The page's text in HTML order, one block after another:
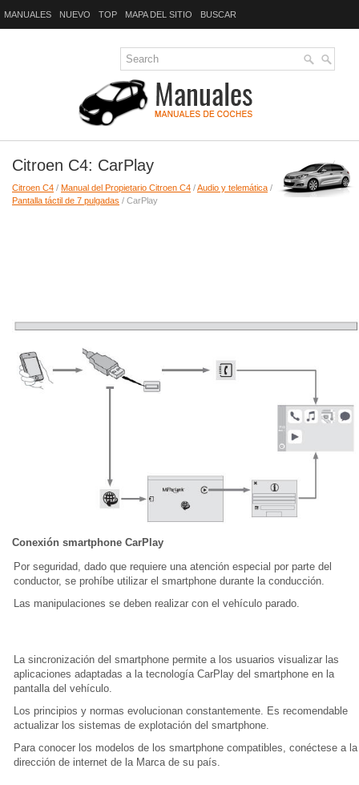
MANUALES NUEVO TOP MAPA DEL SITIO BUSCAR
Citroen C4: CarPlay
Citroen C4 / Manual del Propietario Citroen C4 /Audio y telemática /
Pantalla táctil de 7 pulgadas / CarPlay
Conexión smartphone CarPlay
Por seguridad, dado que requiere una atención especial por parte del
conductor, se prohíbe utilizar el smartphone durante la conducción.
Las manipulaciones se deben realizar con el vehículo parado.
La sincronización del smartphone permite a los usuarios visualizar las
aplicaciones adaptadas a la tecnología CarPlay del smartphone en la
pantalla del vehículo.
Los principios y normas evolucionan constantemente. Es recomendable
actualizar los sistemas de explotación del smartphone.
Para conocer los modelos de los smartphone compatibles, conéctese a la
dirección de internet de la Marca de su país.